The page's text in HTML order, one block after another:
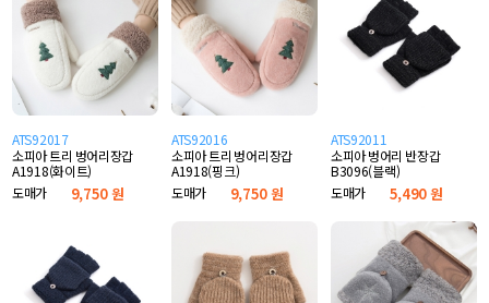
ATS92017
소피아 트리 벙어리장갑
A1918(화이트)
도매가
9,750 원
ATS92016
소피아 트리 벙어리장갑
A1918(핑크)
도매가
9,750 원
ATS92011
소피아 벙어리 반장갑
B3096(블랙)
도매가
5,490 원